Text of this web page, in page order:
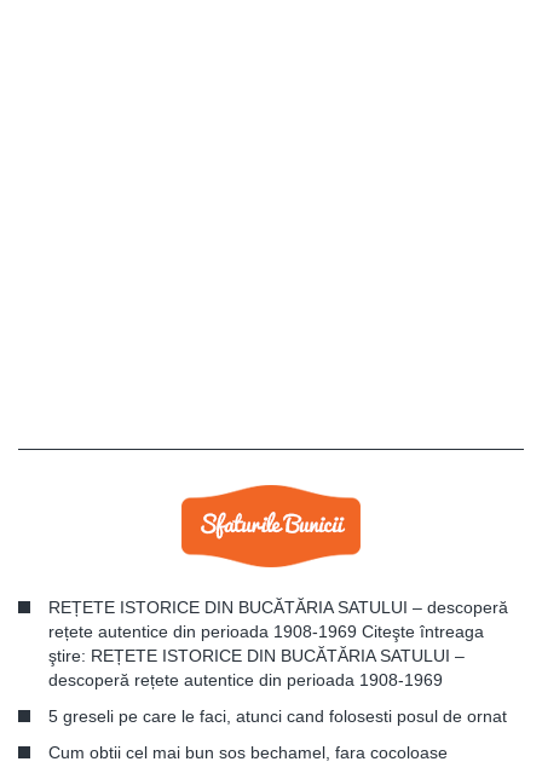
REȚETE ISTORICE DIN BUCĂTĂRIA SATULUI – descoperă
rețete autentice din perioada 1908-1969 Citeşte întreaga
ştire: REȚETE ISTORICE DIN BUCĂTĂRIA SATULUI –
descoperă rețete autentice din perioada 1908-1969
5 greseli pe care le faci, atunci cand folosesti posul de ornat
Cum obtii cel mai bun sos bechamel, fara cocoloase